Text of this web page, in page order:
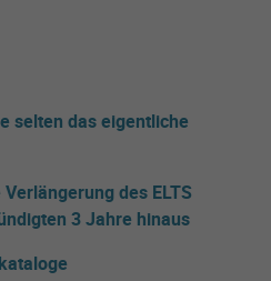
selten das eigentliche
des ELTS
3 Jahre hinaus